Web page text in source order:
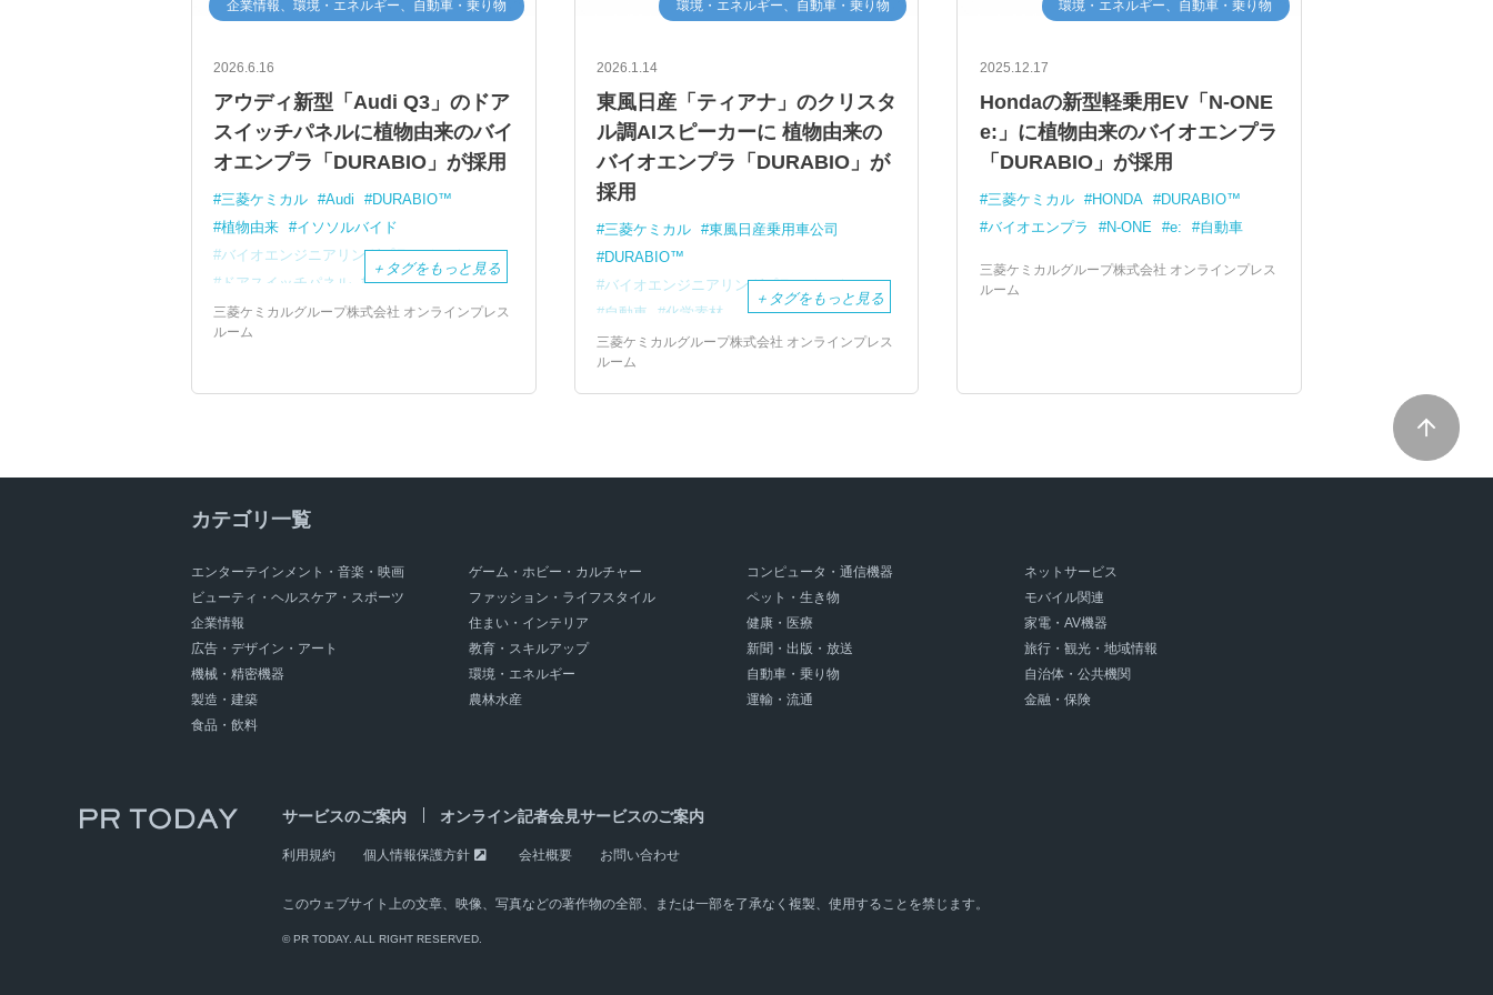
企業情報、環境・エネルギー、自動車・乗り物
2026.6.16
アウディ新型「Audi Q3」のドア
スイッチパネルに植物由来のバイ
オエンプラ「DURABIO」が採用
三菱ケミカル Audi
DURABIO™
植物由来
イソソルバイド
バイオエンジニアリングプラスチック
ドアスイッチパネル
生産の効率化
コスト削減
自動車
＋ タグをもっと見る
三菱ケミカルグループ株式会社 オンラインプレス
ルーム
環境・エネルギー、自動車・乗り物
2026.1.14
東風日産「ティアナ」のクリスタ
ル調AIスピーカーに 植物由来の
バイオエンプラ「DURABIO」が
採用
三菱ケミカル
東風日産乗用車公司
DURABIO™
バイオエンジニアリングプラスチック
自動車
化学素材
＋ タグをもっと見る
三菱ケミカルグループ株式会社 オンラインプレス
ルーム
環境・エネルギー、自動車・乗り物
2025.12.17
Hondaの新型軽乗用EV「N-ONE
e:」に植物由来のバイオエンプラ
「DURABIO」が採用
三菱ケミカル HONDA
DURABIO™
バイオエンプラ
N-ONE e: 自動車
三菱ケミカルグループ株式会社 オンラインプレス
ルーム
カテゴリ一覧
エンターテインメント・音楽・映画 ゲーム・ホビー・カルチャー コンピュータ・通信機器
ネットサービス
ビューティ・ヘルスケア・スポーツ
ファッション・ライフスタイル ペット・生き物
モバイル関連
企業情報
住まい・インテリア 健康・医療
家電・AV機器
広告・デザイン・アート
教育・スキルアップ 新聞・出版・放送
旅行・観光・地域情報
機械・精密機器
環境・エネルギー 自動車・乗り物
自治体・公共機関
製造・建築
農林水産 運輸・流通
金融・保険
食品・飲料
サービスのご案内 オンライン記者会見サービスのご案内
利用規約 個人情報保護方針 会社概要 お問い合わせ
このウェブサイト上の文章、映像、写真などの著作物の全部、または一部を了承なく複製、使用することを禁じます。
© PR TODAY. ALL RIGHT RESERVED.